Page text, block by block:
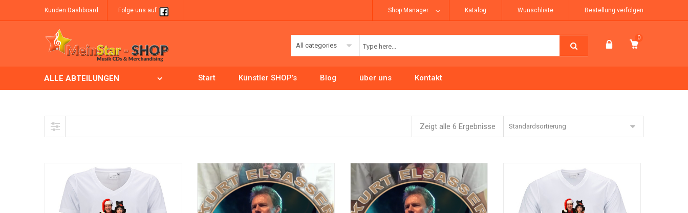
Kunden Dashboard Folge uns auf Shop Manager Katalog Wunschliste Bestellung verfolgen
All categories
0
ALLE ABTEILUNGEN Start Künstler SHOP’s Blog über uns Kontakt
Skip to content
Standardsortierung
Zeigt alle 6 Ergebnisse